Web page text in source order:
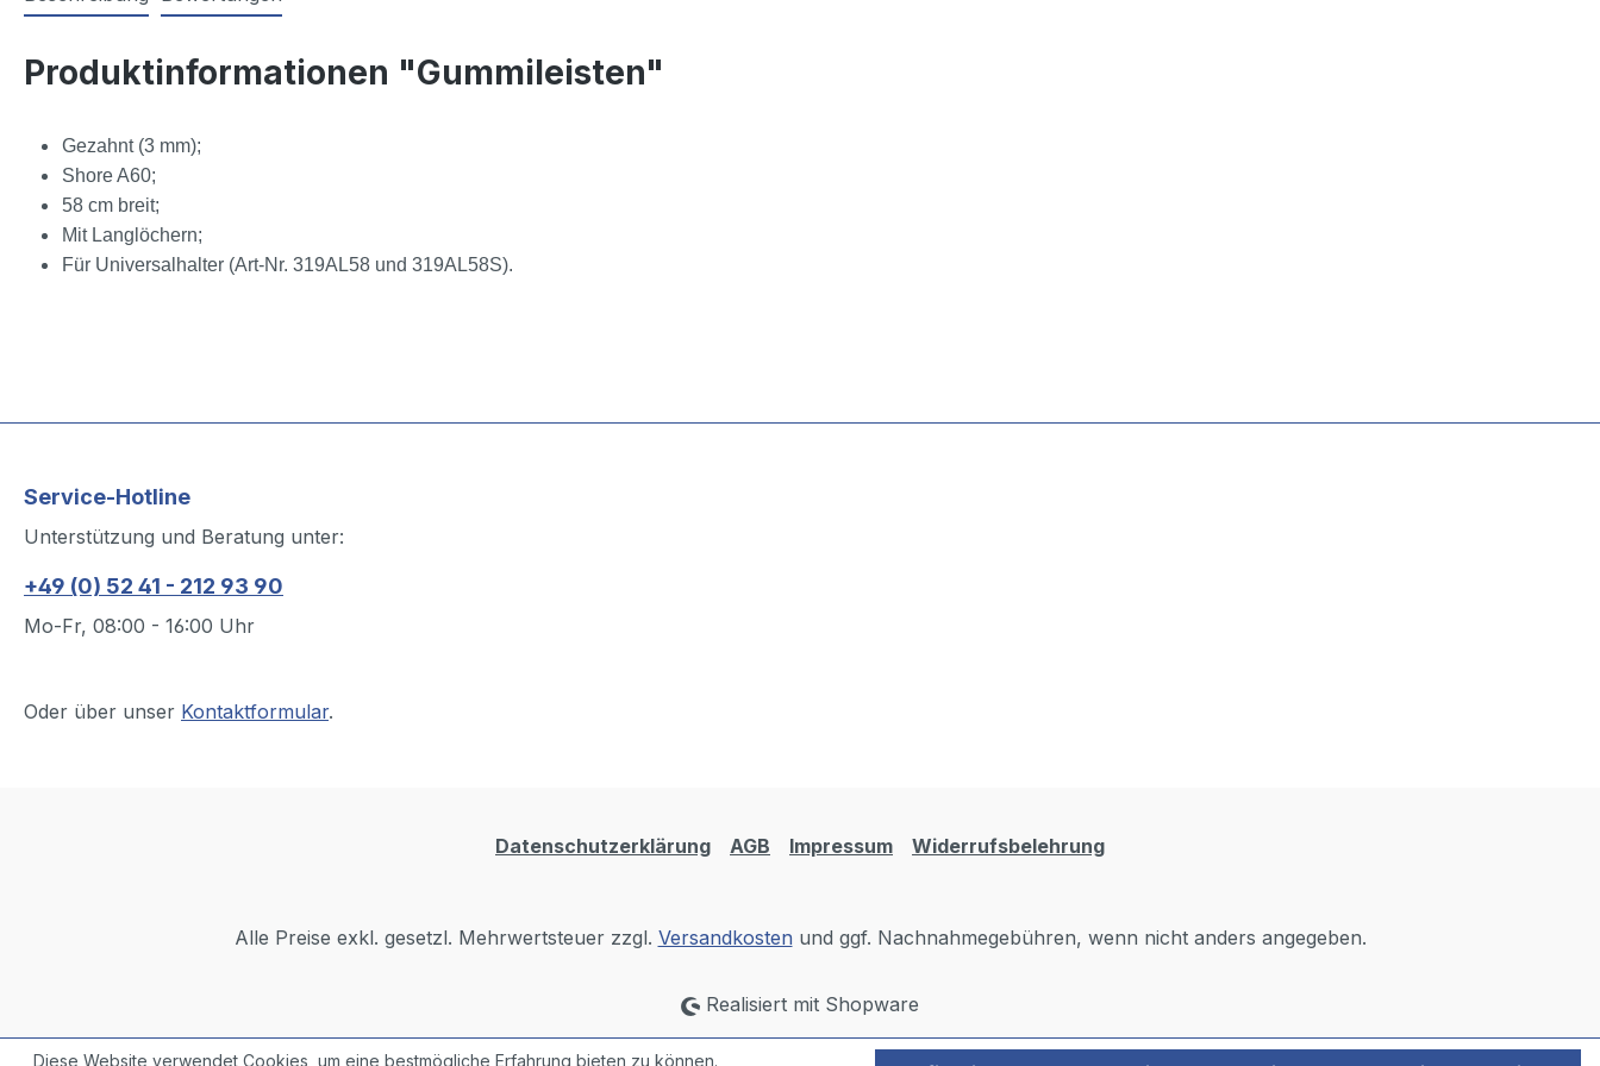
Produktinformationen "Gummileisten"
Gezahnt (3 mm);
Shore A60;
58 cm breit;
Mit Langlöchern;
Für Universalhalter (Art-Nr. 319AL58 und 319AL58S).
Service-Hotline
Unterstützung und Beratung unter:
+49 (0) 52 41 - 212 93 90
Mo-Fr, 08:00 - 16:00 Uhr
Oder über unser Kontaktformular.
Datenschutzerklärung AGB Impressum Widerrufsbelehrung
Alle Preise exkl. gesetzl. Mehrwertsteuer zzgl. Versandkosten und ggf. Nachnahmegebühren, wenn nicht anders angegeben.
Realisiert mit Shopware
Diese Website verwendet Cookies, um eine bestmögliche Erfahrung bieten zu können.